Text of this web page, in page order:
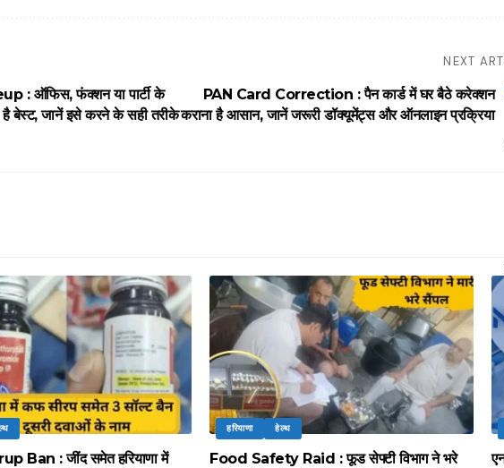
: ऑफिस, फंक्शन या पार्टी के
बेस्ट, जानें इसे करने के सही तरीके
NEXT
PAN Card Correction : पैन कार्ड में घर बैठे करेक्शन
कराना है आसान, जानें जरूरी डॉक्यूमेंट्स और ऑनलाइन प्रक्रिया
Ban : जींद समेत हरियाणा में
हरियाणा हेल्थ
Food Safety Raid : फूड सेफ्टी विभाग ने भरे